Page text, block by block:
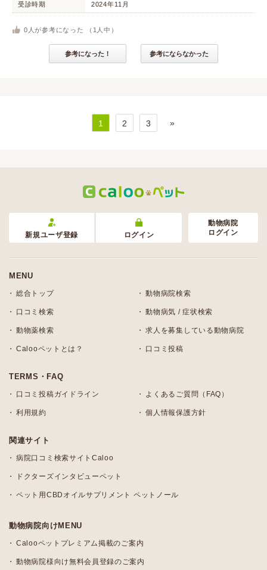
受診時期 2024年11月
0 人が参考になった （ 1 人中）
参考になった！ 参考にならなかった
1 2 3 »
新規ユーザ登録 ログイン
動物病院
ログイン
MENU
総合トップ 動物病院検索
口コミ検索 動物病気 / 症状検索
動物薬検索 求人を募集している動物病院
Calooペットとは？ 口コミ投稿
TERMS・FAQ
口コミ投稿ガイドライン よくあるご質問（FAQ）
利用規約 個人情報保護方針
関連サイト
病院口コミ検索サイトCaloo
ドクターズインタビューペット
ペット用CBDオイルサプリメント ペットノール
動物病院向けMENU
Calooペットプレミアム掲載のご案内
動物病院様向け無料会員登録のご案内